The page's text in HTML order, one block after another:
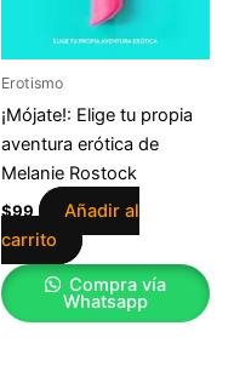
Erotismo
¡Mójate!: Elige tu propia
aventura erótica de
Melanie Rostock
$99
Añadir al
carrito
Compra vía
Whatsapp